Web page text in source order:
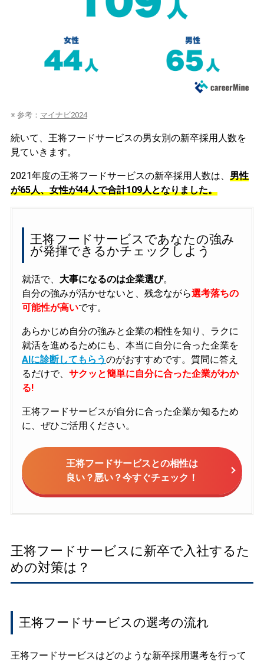
※ 参考： マイナビ2024
続いて、王将フードサービスの男女別の新卒採用人数を
見ていきます。
2021年度の王将フードサービスの新卒採用人数は、 男性
が65人、女性が44人で合計109人となりました。
王将フードサービスであなたの強み
が発揮できるかチェックしよう
就活で、 大事になるのは企業選び。
自分の強みが活かせないと、残念ながら選考落ちの
可能性が高いです。
あらかじめ自分の強みと企業の相性を知り、ラクに
就活を進めるためにも、本当に自分に合った企業を
AIに診断してもらうのがおすすめです。質問に答え
るだけで、 サクッと簡単に自分に合った企業がわか
る!
王将フードサービスが自分に合った企業か知るため
に、ぜひご活用ください。
王将フードサービスとの相性は
良い？悪い？今すぐチェック！
王将フードサービスに新卒で入社するた
めの対策は？
王将フードサービスの選考の流れ
王将フードサービスはどのような新卒採用選考を行って